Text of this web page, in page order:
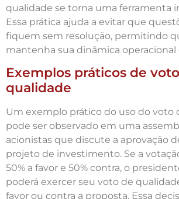
qualidade se torna uma ferramenta
Essa prática ajuda a evitar que
fiquem sem resolução, permitindo
mantenha sua dinâmica operacional
Exemplos práticos de
qualidade
Um exemplo prático do uso do voto
pode ser observado em uma
acionistas que discute a aprovação
projeto de investimento. Se a
50% a favor e 50% contra, o
poderá exercer seu voto de
favor ou contra a proposta. Essa